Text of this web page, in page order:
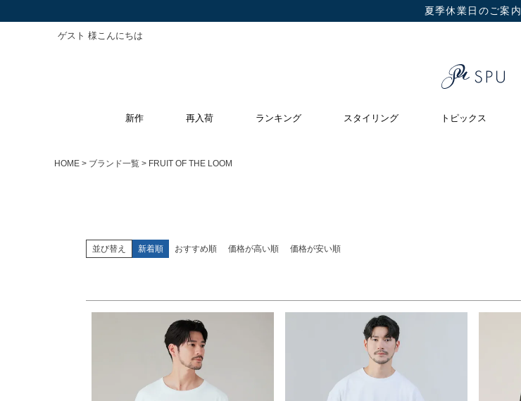
夏季休業日のご案内
ゲスト 様こんにちは
新作 再入荷 ランキング スタイリング トピックス
HOME ブランド一覧 FRUIT OF THE LOOM
並び替え 新着順 おすすめ順 価格が高い順 価格が安い順